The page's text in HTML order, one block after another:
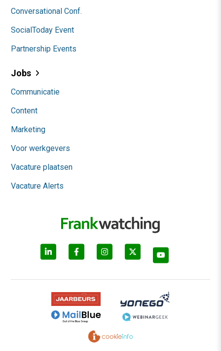
Conversational Conf.
SocialToday Event
Partnership Events
Jobs
Communicatie
Content
Marketing
Voor werkgevers
Vacature plaatsen
Vacature Alerts